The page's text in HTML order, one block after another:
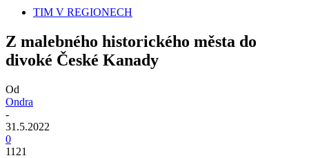
TIM V REGIONECH
Z malebného historického města do
divoké České Kanady
Od
Ondra
-
31.5.2022
0
1121